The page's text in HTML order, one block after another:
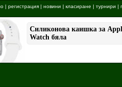
| регистрация | новини | класиране | турнири |